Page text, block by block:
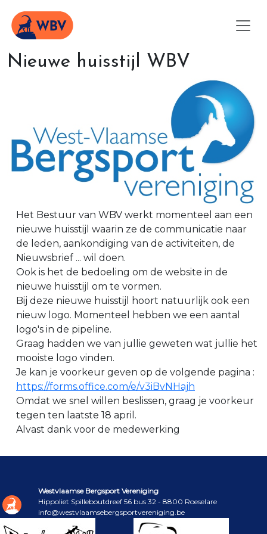
Nieuwe huisstijl WBV
Het Bestuur van WBV werkt momenteel aan een
nieuwe huisstijl waarin ze de communicatie naar
de leden, aankondiging van de activiteiten, de
Nieuwsbrief ... wil doen.
Ook is het de bedoeling om de website in de
nieuwe huisstijl om te vormen.
Bij deze nieuwe huisstijl hoort natuurlijk ook een
nieuw logo. Momenteel hebben we een aantal
logo's in de pipeline.
Graag hadden we van jullie geweten wat jullie het
mooiste logo vinden.
Je kan je voorkeur geven op de volgende pagina :
https://forms.office.com/e/v3iBvNHajh
Omdat we snel willen beslissen, graag je voorkeur
tegen ten laatste 18 april.
Alvast dank voor de medewerking
Westvlaamse Bergsport Vereniging
Hippoliet Spilleboutdreef 56 bus 32 - 8800 Roeselare
info@westvlaamsebergsportvereniging.be